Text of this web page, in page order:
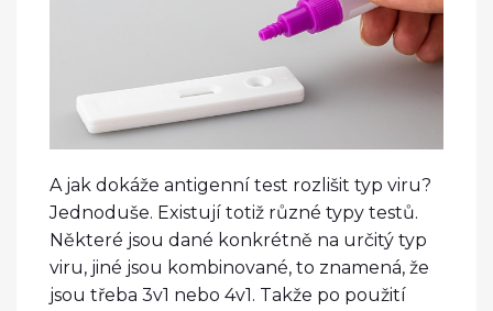
A jak dokáže antigenní test rozlišit typ viru?
Jednoduše. Existují totiž různé typy testů.
Některé jsou dané konkrétně na určitý typ
viru, jiné jsou kombinované, to znamená, že
jsou třeba 3v1 nebo 4v1. Takže po použití